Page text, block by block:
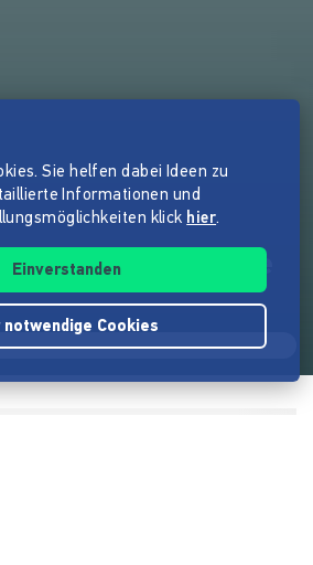
erste nachhaltige
Sie helfen dabei Ideen zu
Informationen und
klick hier.
Einverstanden
notwendige Cookies